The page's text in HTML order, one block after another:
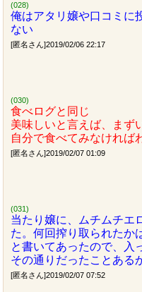
(028)
俺はアタリ嬢や口コミに
ない
[匿名さん]2019/02/06 22:17
(030)
食べログと同じ
美味しいと言えば、まず
自分で食べてみなければ
[匿名さん]2019/02/07 01:09
(031)
当たり嬢に、ムチムチエ
た。何回搾り取られたか
と書いてあったので、入
その通りだったことある
[匿名さん]2019/02/07 07:52